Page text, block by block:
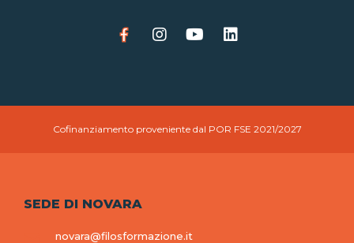
Cofinanziamento proveniente dal POR FSE 2021/2027
SEDE DI NOVARA
novara@filosformazione.it